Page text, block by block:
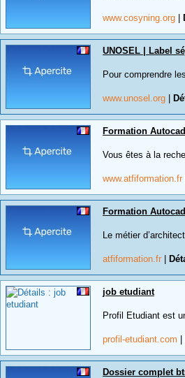
www.cosyning.org
UNOSEL | Label
Pour comprendre
www.unosel.org
Formation
Vous êtes à la
www.atfiformation.fr
Formation
Le métier
atfiformation.fr
job etudiant
Profil Etudiant est
profil-etudiant.com
Dossier complet